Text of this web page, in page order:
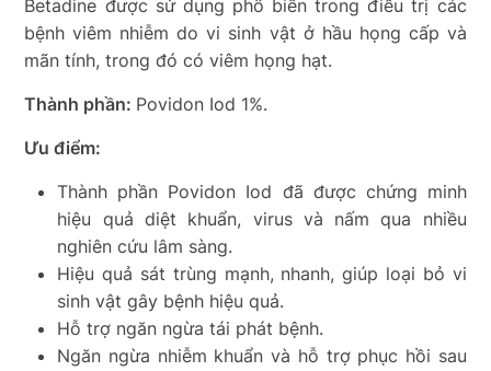
Betadine được sử dụng phổ biến trong điều trị các
bệnh viêm nhiễm do vi sinh vật ở hầu họng cấp và
mãn tính, trong đó có viêm họng hạt.
Thành phần: Povidon Iod 1%.
Ưu điểm:
Thành phần Povidon Iod đã được chứng minh
hiệu quả diệt khuẩn, virus và nấm qua nhiều
nghiên cứu lâm sàng.
Hiệu quả sát trùng mạnh, nhanh, giúp loại bỏ vi
sinh vật gây bệnh hiệu quả.
Hỗ trợ ngăn ngừa tái phát bệnh.
Ngăn ngừa nhiễm khuẩn và hỗ trợ phục hồi sau